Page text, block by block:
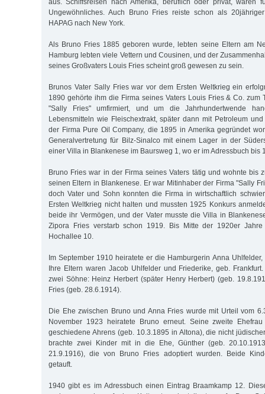
aus. Schiffsreisen nach Amerika, beruflich oder privat, waren
Ungewöhnliches. Auch Bruno Fries reiste schon als
HAPAG nach New York.
Als Bruno Fries 1885 geboren wurde, lebten seine Eltern am
Hamburg lebten viele Vettern und Cousinen, und der
seines Großvaters Louis Fries scheint groß gewesen zu sein.
Brunos Vater Sally Fries war vor dem Ersten Weltkrieg ein
1890 gehörte ihm die Firma seines Vaters Louis Fries & Co. zum
"Sally Fries" umfirmiert, und um die Jahrhundertwende
Lebensmitteln wie Fleischextrakt, später dann mit Petroleum
der Firma Pure Oil Company, die 1895 in Amerika gegründet
Generalvertretung für Bilz-Sinalco mit einem Lager in der
einer Villa in Blankenese im Baursweg 1, wo er im Adressbuch bis
Bruno Fries war in der Firma seines Vaters tätig und wohnte bis
seinen Eltern in Blankenese. Er war Mitinhaber der Firma "Sally
doch Vater und Sohn konnten die Firma in wirtschaftlich
Ersten Weltkrieg nicht halten und mussten 1925 Konkurs
beide ihr Vermögen, und der Vater musste die Villa in
Zipora Fries verstarb schon 1919. Bis Mitte der 1920er
Hochallee 10.
Im September 1910 heiratete er die Hamburgerin Anna
Ihre Eltern waren Jacob Uhlfelder und Friederike, geb.
zwei Söhne: Heinz Herbert (später Henry Herbert) (geb.
Fries (geb. 28.6.1914).
Die Ehe zwischen Bruno und Anna Fries wurde mit Urteil vom
November 1923 heiratete Bruno erneut. Seine zweite
geschiedene Ahrens (geb. 10.3.1895 in Altona), die nicht
brachte zwei Kinder mit in die Ehe, Günther (geb.
21.9.1916), die von Bruno Fries adoptiert wurden. Beide
getauft.
1940 gibt es im Adressbuch einen Eintrag Braamkamp 12.